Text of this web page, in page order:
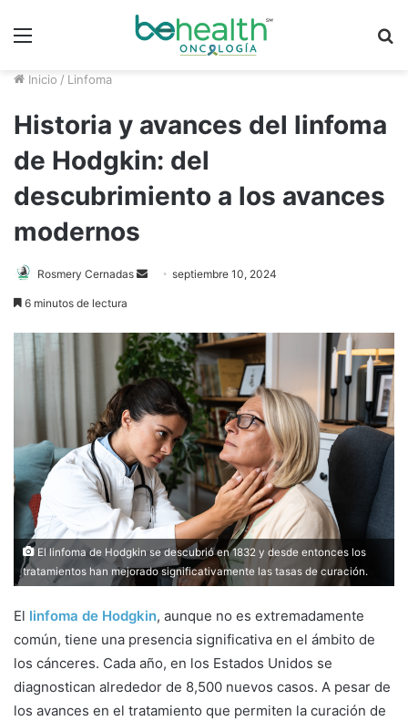
Inicio / Linfoma
Historia y avances del linfoma
de Hodgkin: del
descubrimiento a los avances
modernos
Rosmery Cernadas
d
a
n
e
m
a
i
l
septiembre 10, 2024
6 minutos de lectura
El linfoma de Hodgkin se descubrió en 1832 y desde entonces los
tratamientos han mejorado significativamente las tasas de curación.
El linfoma de Hodgkin, aunque no es extremadamente
común, tiene una presencia significativa en el ámbito de
los cánceres. Cada año, en los Estados Unidos se
diagnostican alrededor de 8,500 nuevos casos. A pesar de
los avances en el tratamiento que permiten la curación de